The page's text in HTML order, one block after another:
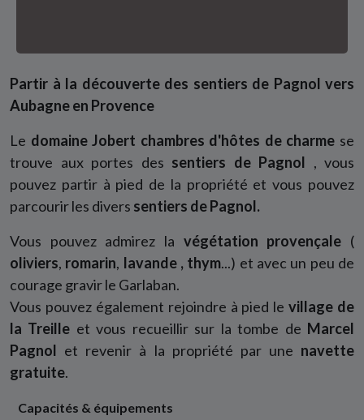
Partir à la découverte des sentiers de Pagnol vers
Aubagne en Provence
Le domaine Jobert chambres d'hôtes de charme se
trouve aux portes des sentiers de Pagnol , vous
pouvez partir à pied de la propriété et vous pouvez
parcourir les divers sentiers de Pagnol.
Vous pouvez admirez la végétation provençale (
oliviers, romarin, lavande , thym...) et avec un peu de
courage gravir le Garlaban.
Vous pouvez également rejoindre à pied levillage de
la Treille et vous recueillir sur la tombe de Marcel
Pagnol et revenir à la propriété par une navette
gratuite.
Capacités & équipements